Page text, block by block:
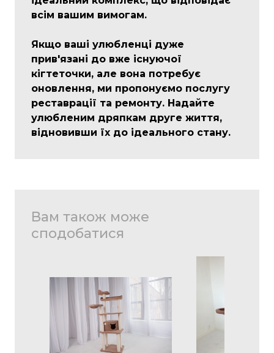
всім вашим вимогам.
Якщо ваші улюбленці дуже
прив'язані до вже існуючої
кігтеточки, але вона потребує
оновлення, ми пропонуємо послугу
реставрації та ремонту. Надайте
улюбленим дряпкам друге життя,
відновивши їх до ідеального стану.
Вам також може
сподобатися